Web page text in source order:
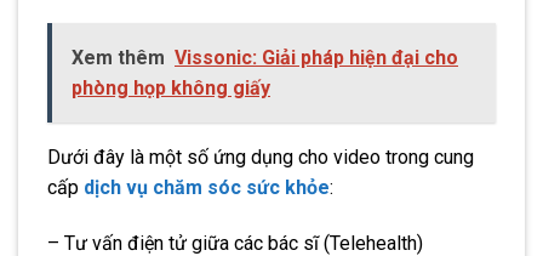
Xem thêm Vissonic: Giải pháp hiện đại cho
phòng họp không giấy
Dưới đây là một số ứng dụng cho video trong cung
cấp dịch vụ chăm sóc sức khỏe:
– Tư vấn điện tử giữa các bác sĩ (Telehealth)